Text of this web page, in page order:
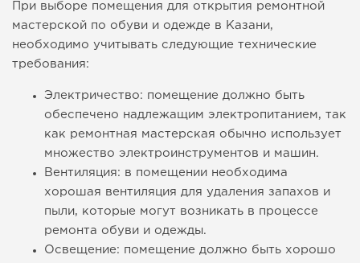
При выборе помещения для открытия ремонтной
мастерской по обуви и одежде в Казани,
необходимо учитывать следующие технические
требования:
Электричество: помещение должно быть
обеспечено надлежащим электропитанием, так
как ремонтная мастерская обычно использует
множество электроинструментов и машин.
Вентиляция: в помещении необходима
хорошая вентиляция для удаления запахов и
пыли, которые могут возникать в процессе
ремонта обуви и одежды.
Освещение: помещение должно быть хорошо